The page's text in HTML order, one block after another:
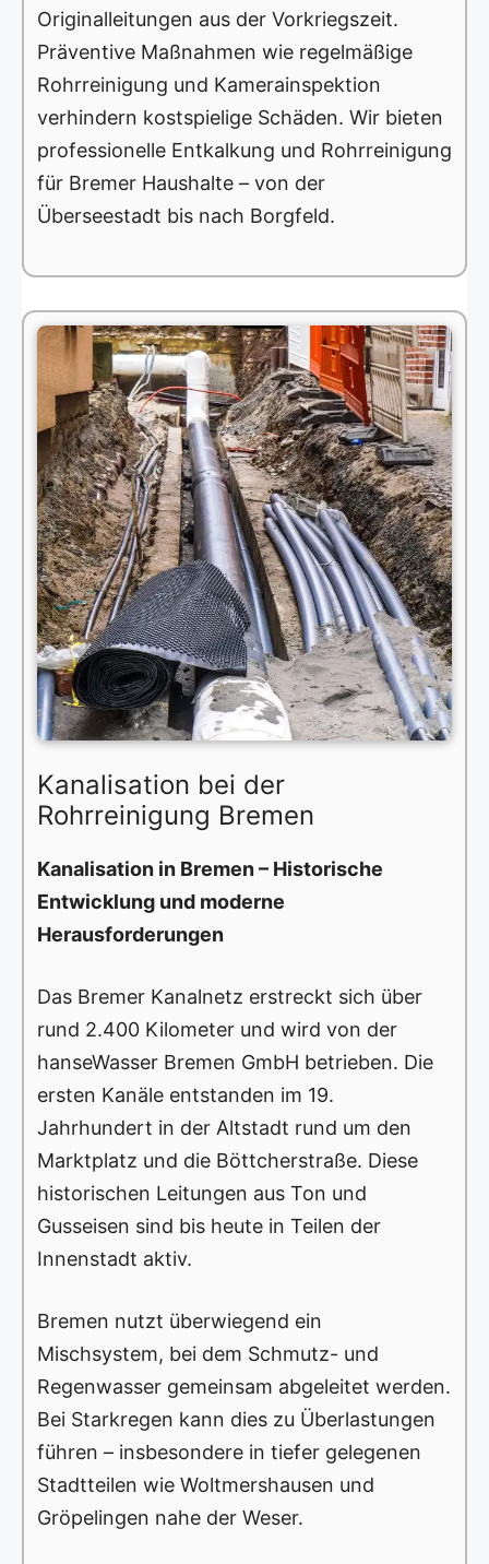
Originalleitungen aus der Vorkriegszeit.
Präventive Maßnahmen wie regelmäßige
Rohrreinigung und Kamerainspektion
verhindern kostspielige Schäden. Wir bieten
professionelle Entkalkung und Rohrreinigung
für Bremer Haushalte – von der
Überseestadt bis nach Borgfeld.
Kanalisation bei der
Rohrreinigung Bremen
Kanalisation in Bremen – Historische
Entwicklung und moderne
Herausforderungen
Das Bremer Kanalnetz erstreckt sich über
rund 2.400 Kilometer und wird von der
hanseWasser Bremen GmbH betrieben. Die
ersten Kanäle entstanden im 19.
Jahrhundert in der Altstadt rund um den
Marktplatz und die Böttcherstraße. Diese
historischen Leitungen aus Ton und
Gusseisen sind bis heute in Teilen der
Innenstadt aktiv.
Bremen nutzt überwiegend ein
Mischsystem, bei dem Schmutz- und
Regenwasser gemeinsam abgeleitet werden.
Bei Starkregen kann dies zu Überlastungen
führen – insbesondere in tiefer gelegenen
Stadtteilen wie Woltmershausen und
Gröpelingen nahe der Weser.